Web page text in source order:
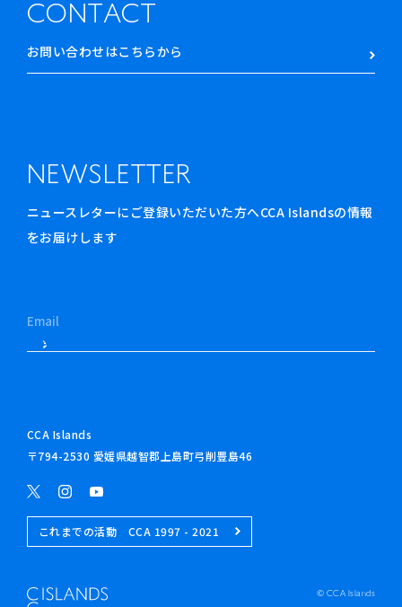
CONTACT
お問い合わせはこちらから
NEWSLETTER
ニュースレターにご登録いただいた方へCCA Islandsの情報
をお届けします
CCA Islands
〒794-2530 愛媛県越智郡上島町弓削豊島46
これまでの活動 CCA 1997 - 2021
© CCA Islands